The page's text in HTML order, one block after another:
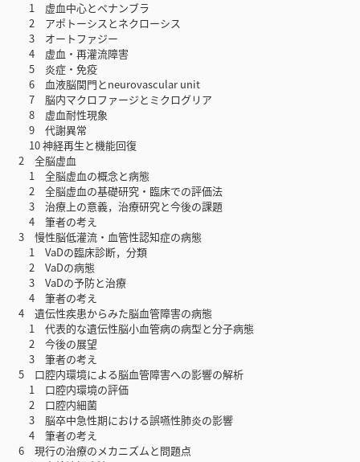
1 虚血中心とペナンブラ
2 アポトーシスとネクローシス
3 オートファジー
4 虚血・再灌流障害
5 炎症・免疫
6 血液脳関門とneurovascular unit
7 脳内マクロファージとミクログリア
8 虚血耐性現象
9 代謝異常
10 神経再生と機能回復
2 全脳虚血
1 全脳虚血の概念と病態
2 全脳虚血の基礎研究・臨床での評価法
3 治療上の意義，治療研究と今後の課題
4 筆者の考え
3 慢性脳低灌流・血管性認知症の病態
1 VaDの臨床診断，分類
2 VaDの病態
3 VaDの予防と治療
4 筆者の考え
4 遺伝性疾患からみた脳血管障害の病態
1 代表的な遺伝性脳小血管病の病型と分子病態
2 今後の展望
3 筆者の考え
5 口腔内環境による脳血管障害への影響の解析
1 口腔内環境の評価
2 口腔内細菌
3 脳卒中急性期における誤嚥性肺炎の影響
4 筆者の考え
6 現行の治療のメカニズムと問題点